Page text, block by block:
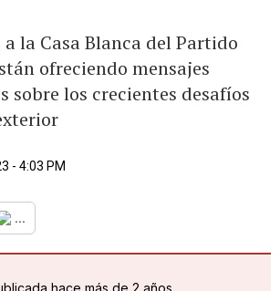
la Casa Blanca del Partido
ofreciendo mensajes
sobre los crecientes desafíos
- 4:03 PM
...